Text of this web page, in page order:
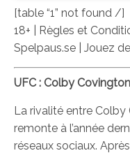
[table “1” not found /]
18+ | Règles et
Spelpaus.se | Jouez
UFC : Colby
La rivalité entre
remonte à l’année
réseaux sociaux.